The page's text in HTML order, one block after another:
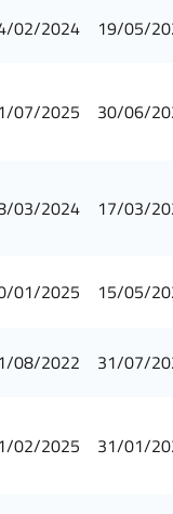
02/2024 19/05/
07/2025 30/06/
03/2024 17/03/
01/2025 15/05/
08/2022 31/07/
02/2025 31/01/